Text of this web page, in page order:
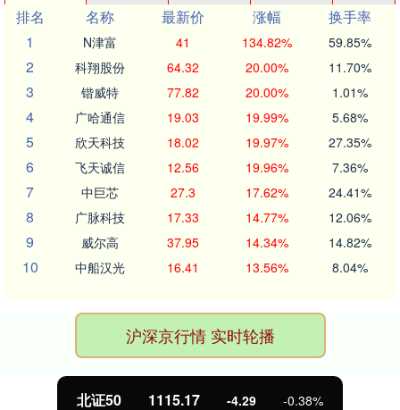
排名
名称 最新价 涨幅
换手率
1
N津富 41 134.82% 59.85%
2 科翔股份 64.32 20.00% 11.70%
3 锴威特 77.82 20.00% 1.01%
4 广哈通信 19.03 19.99% 5.68%
5 欣天科技 18.02 19.97% 27.35%
6 飞天诚信 12.56 19.96% 7.36%
7 中巨芯 27.3 17.62% 24.41%
8 广脉科技 17.33 14.77% 12.06%
9 威尔高 37.95 14.34% 14.82%
10 中船汉光 16.41 13.56% 8.04%
沪深京行情 实时轮播
北证50 1115.17 -4.29 -0.38%